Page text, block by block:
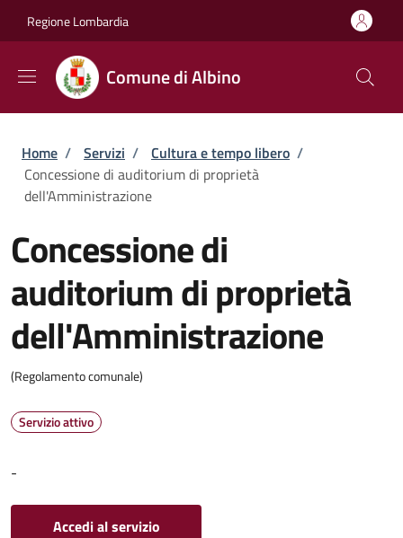
Regione Lombardia
Comune di Albino
Briciole di pane
Home / Servizi / Cultura e tempo libero /
Concessione di auditorium di proprietà
dell'Amministrazione
Concessione di
auditorium di proprietà
dell'Amministrazione
(Regolamento comunale)
Servizio attivo
-
Accedi al servizio